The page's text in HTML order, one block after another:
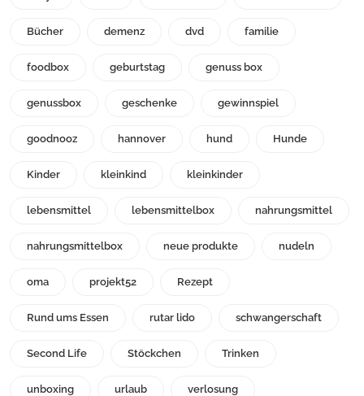
Bücher demenz dvd familie
foodbox geburtstag genuss box
genussbox geschenke gewinnspiel
goodnooz hannover hund Hunde
Kinder kleinkind kleinkinder
lebensmittel lebensmittelbox nahrungsmittel
nahrungsmittelbox neue produkte nudeln
oma projekt52 Rezept
Rund ums Essen rutar lido schwangerschaft
Second Life Stöckchen Trinken
unboxing urlaub verlosung